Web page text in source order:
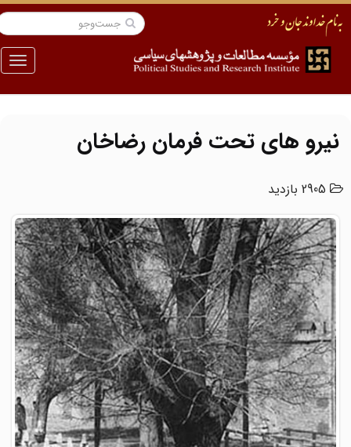
منو
نیرو های تحت فرمان رضاخان
2905 بازدید